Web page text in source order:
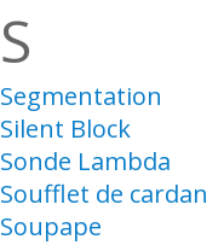
S
Segmentation
Silent Block
Sonde Lambda
Soufflet de cardan
Soupape